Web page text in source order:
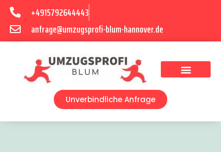
+4915792644443
anfrage@umzugsprofi-blum-hannover.de
Unverbindliche Anfrage